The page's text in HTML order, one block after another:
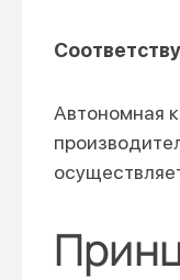
Автономная